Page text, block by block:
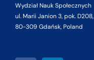
Wydział Nauk Społecznych
ul. Marii Janion 3, pok. D208,
80-309 Gdańsk, Poland